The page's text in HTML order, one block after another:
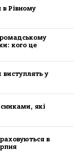
в Рівному
кого це
виступлять у
які
в